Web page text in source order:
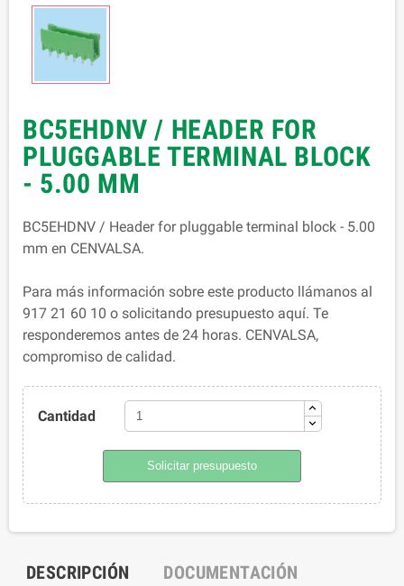
BC5EHDNV / HEADER FOR
PLUGGABLE TERMINAL BLOCK
- 5.00 MM
BC5EHDNV / Header for pluggable terminal block - 5.00
mm en CENVALSA.
Para más información sobre este producto llámanos al
917 21 60 10 o solicitando presupuesto aquí. Te
responderemos antes de 24 horas. CENVALSA,
compromiso de calidad.
Cantidad
Solicitar presupuesto
DESCRIPCIÓN
DOCUMENTACIÓN